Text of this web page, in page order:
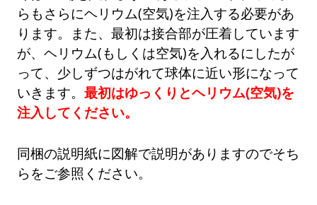
らもさらにヘリウム(空気)を注入する必要があ
ります。また、最初は接合部が圧着しています
が、ヘリウム(もしくは空気)を入れるにしたが
って、少しずつはがれて球体に近い形になって
いきます。最初はゆっくりとヘリウム(空気)を
注入してください。
同梱の説明紙に図解で説明がありますのでそち
らをご参照ください。